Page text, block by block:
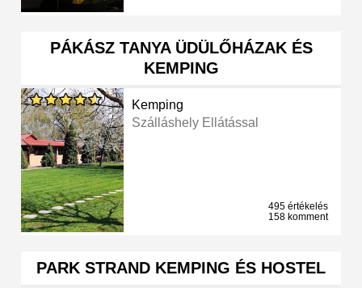
PÁKÁSZ TANYA ÜDÜLŐHÁZAK ÉS
KEMPING
Kemping
Szálláshely Ellátással
495 értékelés
158 komment
PARK STRAND KEMPING ÉS HOSTEL